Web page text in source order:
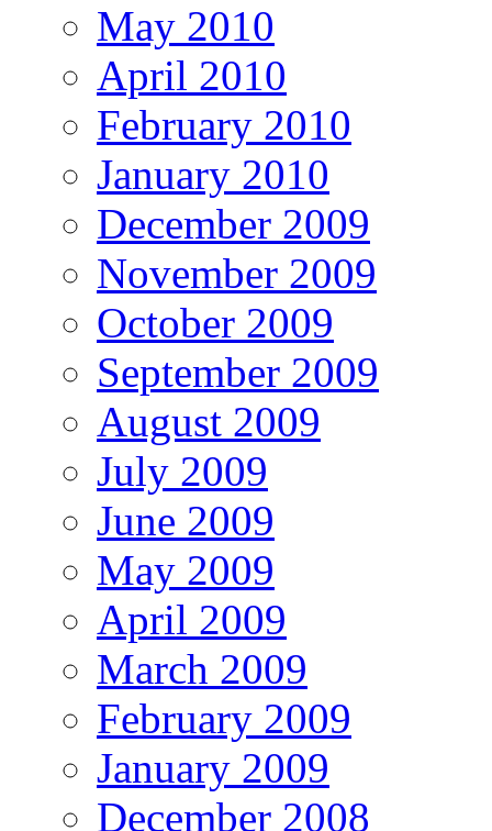
May 2010
April 2010
February 2010
January 2010
December 2009
November 2009
October 2009
September 2009
August 2009
July 2009
June 2009
May 2009
April 2009
March 2009
February 2009
January 2009
December 2008